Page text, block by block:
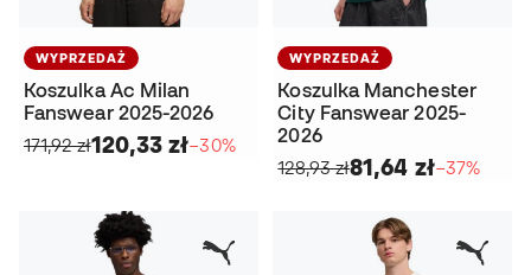
WYPRZEDAŻ
Koszulka Ac Milan
Fanswear 2025-2026
171,92 zł120,33 zł−30%
WYPRZEDAŻ
Koszulka Manchester
City Fanswear 2025-
2026
128,93 zł81,64 zł−37%